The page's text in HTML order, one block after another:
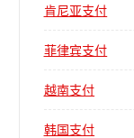
肯尼亚支付
菲律宾支付
越南支付
韩国支付